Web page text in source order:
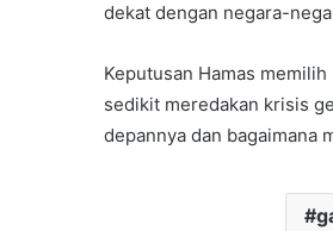
dekat dengan negara-
Keputusan Hamas
sedikit meredakan krisis
depannya dan bagaimana